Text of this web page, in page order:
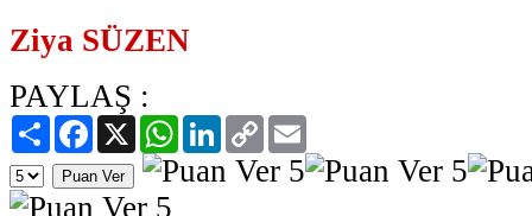
Ziya SÜZEN
PAYLAŞ :
PaylaşFacebook
X WhatsAppLinkedIn
Copy
Link